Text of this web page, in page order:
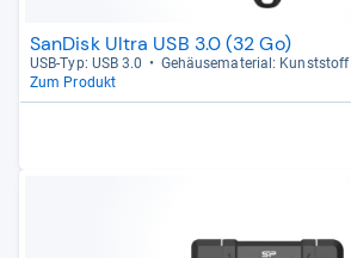
SanDisk Ultra USB 3.0 (32 Go)
USB-​Typ: USB 3.0
Gehäu­se­ma­te­rial: Kunst­stoff
Zum Produkt